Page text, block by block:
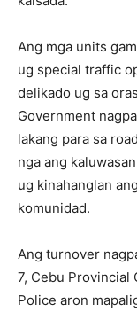
Ang mga units
ug special traffic
delikado ug sa
Government
lakang para sa
nga ang
ug kinahanglan
komunidad.
Ang turnover
7, Cebu Provincial
Police aron